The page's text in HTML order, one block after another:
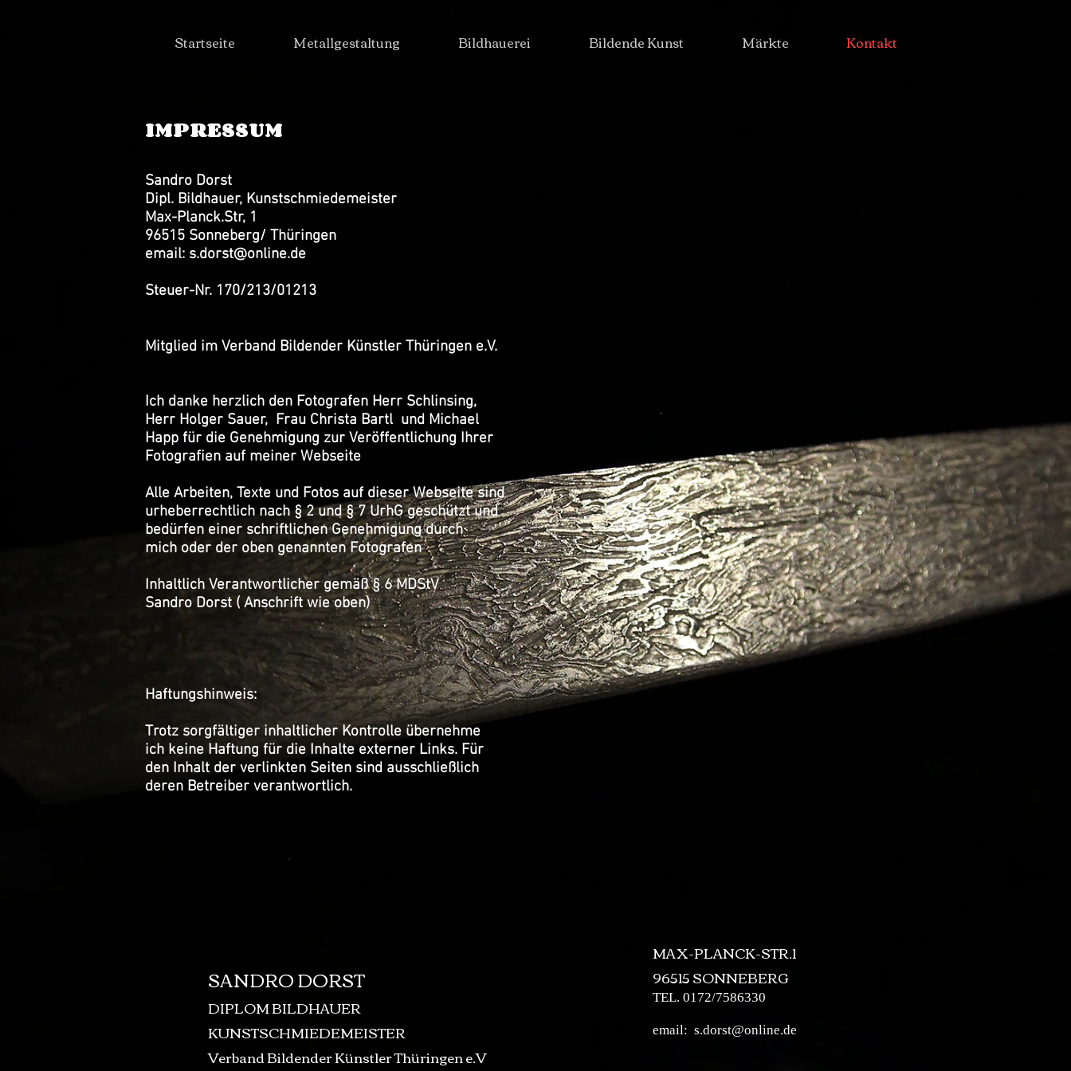
Startseite Metallgestaltung Bildhauerei Bildende Kunst Märkte Kontakt
IMPRESSUM
Sandro Dorst
Dipl. Bildhauer, Kunstschmiedemeister
Max-Planck.Str, 1
96515 Sonneberg/ Thüringen
email: s.dorst@online.de
Steuer-Nr. 170/213/01213
Mitglied im Verband Bildender Künstler Thüringen e.V.
Ich danke herzlich den Fotografen Herr Schlinsing,
Herr Holger Sauer, Frau Christa Bartl und Michael
Happ für die Genehmigung zur Veröffentlichung Ihrer
Fotografien auf meiner Webseite
Alle Arbeiten, Texte und Fotos auf dieser Webseite sind
urheberrechtlich nach § 2 und § 7 UrhG geschützt und
bedürfen einer schriftlichen Genehmigung durch
mich oder der oben genannten Fotografen
Inhaltlich Verantwortlicher gemäß § 6 MDStV
Sandro Dorst ( Anschrift wie oben)
Haftungshinweis:
Trotz sorgfältiger inhaltlicher Kontrolle übernehme
ich keine Haftung für die Inhalte externer Links. Für
den Inhalt der verlinkten Seiten sind ausschließlich
deren Betreiber verantwortlich.
SANDRO DORST
DIPLOM BILDHAUER
KUNSTSCHMIEDEMEISTER
Verband Bildender Künstler Thüringen e.V
MAX-PLANCK-STR.1
96515 SONNEBERG
TEL. 0172/7586330
email: s.dorst@online.de